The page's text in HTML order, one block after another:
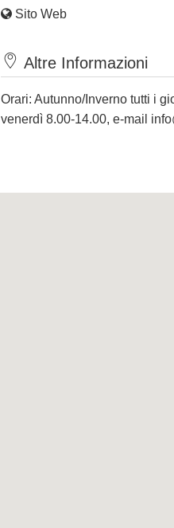
Sito Web
Altre Informazioni
Orari: Autunno/Inverno tutti i
venerdì 8.00-14.00, e-mail